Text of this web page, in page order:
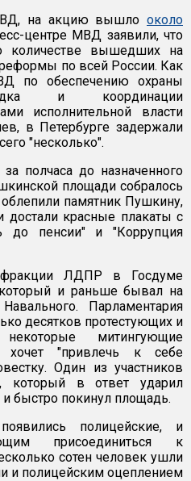
на акцию вышло около
центре МВД заявили, что
количестве вышедших на
по всей России. Как
по обеспечению охраны
и координации
исполнительной власти
в Петербурге задержали
"несколько".
за полчаса до назначенного
площади собралось
памятник Пушкину,
достали красные плакаты с
до пенсии" и "Коррупция
фракции ЛДПР в Госдуме
и раньше бывал на
Парламентария
десятков протестующих и
митингующие
хочет "привлечь к себе
Один из участников
который в ответ ударил
быстро покинул площадь.
полицейские, и
присоединиться к
сотен человек ушли
и полицейским оцеплением